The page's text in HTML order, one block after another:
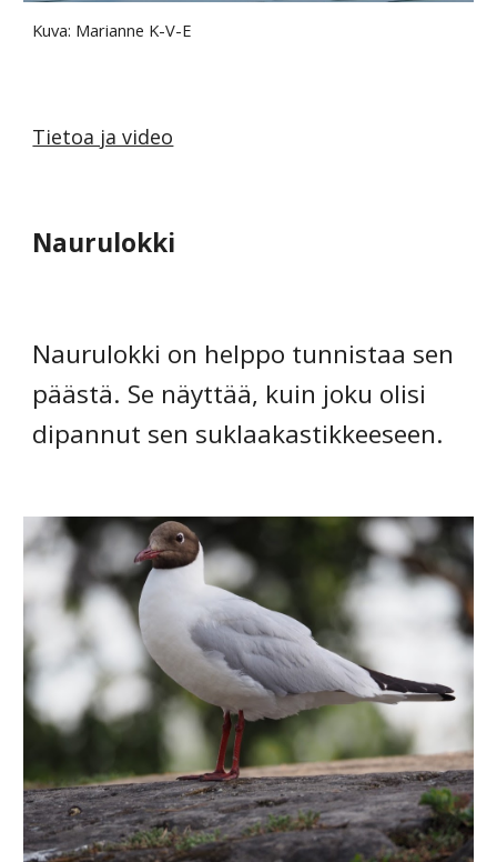
Kuva: Marianne K-V-E
Tietoa ja video
Naurulokki
Naurulokki on helppo tunnistaa sen
päästä. Se näyttää, kuin joku olisi
dipannut sen suklaakastikkeeseen.